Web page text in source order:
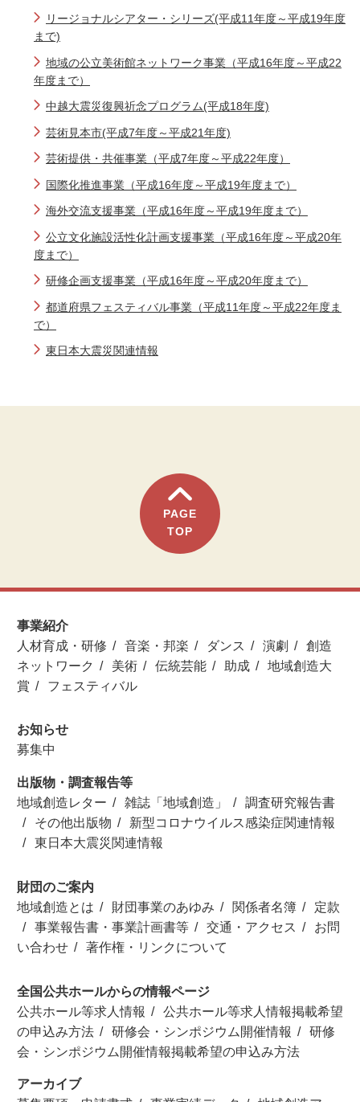
リージョナルシアター・シリーズ(平成11年度～平成19年度
まで)
地域の公立美術館ネットワーク事業（平成16年度～平成22
年度まで）
中越大震災復興祈念プログラム(平成18年度)
芸術見本市(平成7年度～平成21年度)
芸術提供・共催事業（平成7年度～平成22年度）
国際化推進事業（平成16年度～平成19年度まで）
海外交流支援事業（平成16年度～平成19年度まで）
公立文化施設活性化計画支援事業（平成16年度～平成20年
度まで）
研修企画支援事業（平成16年度～平成20年度まで）
都道府県フェスティバル事業（平成11年度～平成22年度ま
で）
東日本大震災関連情報
PAGE
TOP
事業紹介
人材育成・研修
音楽・邦楽 ダンス 演劇
創造
ネットワーク
美術 伝統芸能 助成
地域創造大
賞
フェスティバル
お知らせ
募集中
出版物・調査報告等
地域創造レター
雑誌「地域創造」
調査研究報告書
その他出版物
新型コロナウイルス感染症関連情報
東日本大震災関連情報
財団のご案内
地域創造とは
財団事業のあゆみ 関係者名簿
定款
事業報告書・事業計画書等
交通・アクセス
お問
い合わせ
著作権・リンクについて
全国公共ホールからの情報ページ
公共ホール等求人情報
公共ホール等求人情報掲載希望
の申込み方法
研修会・シンポジウム開催情報
研修
会・シンポジウム開催情報掲載希望の申込み方法
アーカイブ